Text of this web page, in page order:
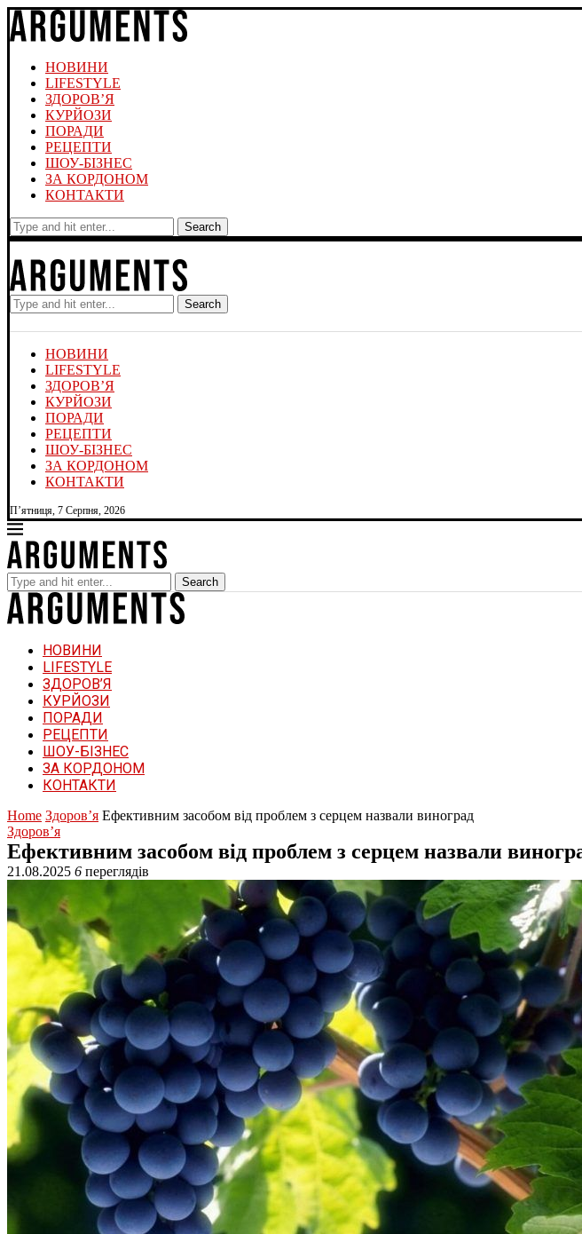
НОВИНИ
LIFESTYLE
ЗДОРОВ’Я
КУРЙОЗИ
ПОРАДИ
РЕЦЕПТИ
ШОУ-БІЗНЕС
ЗА КОРДОНОМ
КОНТАКТИ
Search
Search
НОВИНИ
LIFESTYLE
ЗДОРОВ’Я
КУРЙОЗИ
ПОРАДИ
РЕЦЕПТИ
ШОУ-БІЗНЕС
ЗА КОРДОНОМ
КОНТАКТИ
П’ятниця, 7 Серпня, 2026
Search
НОВИНИ
LIFESTYLE
ЗДОРОВ’Я
КУРЙОЗИ
ПОРАДИ
РЕЦЕПТИ
ШОУ-БІЗНЕС
ЗА КОРДОНОМ
КОНТАКТИ
Home Здоров’я Ефективним засобом від проблем з серцем назвали виноград
Здоров’я
Ефективним засобом від проблем з серцем назвали
21.08.2025 6 переглядів